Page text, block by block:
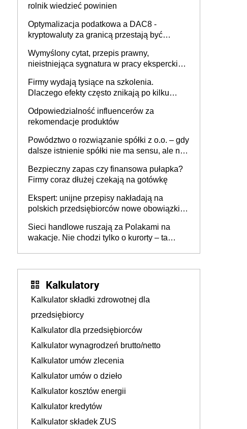
rolnik wiedzieć powinien
Optymalizacja podatkowa a DAC8 -
kryptowaluty za granicą przestają być
Wymyślony cytat, przepis prawny,
nieistniejąca sygnatura w pracy eksperckiej -
firmie
Firmy wydają tysiące na szkolenia.
Dlaczego efekty często znikają po kilku
Odpowiedzialność influencerów za
rekomendacje produktów
Powództwo o rozwiązanie spółki z o.o. – gdy
dalsze istnienie spółki nie ma sensu, ale nie
Bezpieczny zapas czy finansowa pułapka?
Firmy coraz dłużej czekają na gotówkę
Ekspert: unijne przepisy nakładają na
polskich przedsiębiorców nowe obowiązki w
Sieci handlowe ruszają za Polakami na
wakacje. Nie chodzi tylko o kurorty – ta
Kalkulatory
Kalkulator składki zdrowotnej dla
przedsiębiorcy
Kalkulator dla przedsiębiorców
Kalkulator wynagrodzeń brutto/netto
Kalkulator umów zlecenia
Kalkulator umów o dzieło
Kalkulator kosztów energii
Kalkulator kredytów
Kalkulator składek ZUS